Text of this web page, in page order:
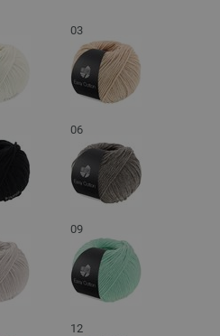
03
06
09
12